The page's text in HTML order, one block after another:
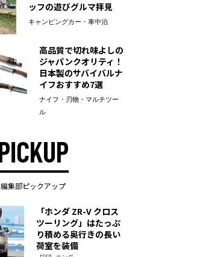
ッフの遊びグルマ拝見
キャンピングカー・車中泊
高品質で切れ味よしの
ジャパンクオリティ！
日本製のサバイバルナ
イフおすすめ7選
ナイフ・刃物・マルチツー
ル
PICKUP
編集部ピックアップ
「ホンダ ZR-V クロス
ツーリング」はたっぷ
り積める奥行きの長い
荷室を装備